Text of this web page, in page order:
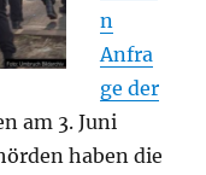
n
Anfra
ge der
am 3. Juni
haben die